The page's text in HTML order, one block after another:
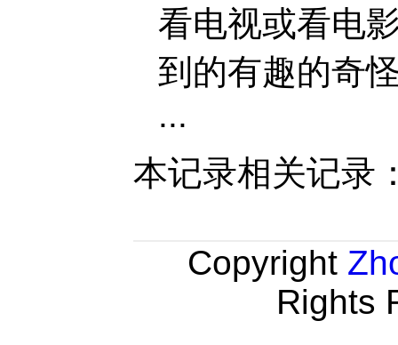
看电视或看电
到的有趣的奇
...
本记录相关记录
Copyright
Rights